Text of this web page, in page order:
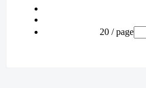
20 / page